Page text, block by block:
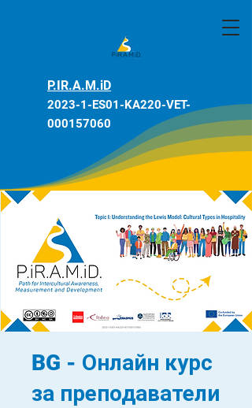
P.IR.A.M.iD
2023-1-ES01-KA220-VET-
000157060
BG - Онлайн курс
за преподаватели